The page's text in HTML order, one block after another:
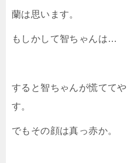
蘭は思います。
もしかして智ちゃんは…
すると智ちゃんが慌てて
す。
でもその顔は真っ赤か。